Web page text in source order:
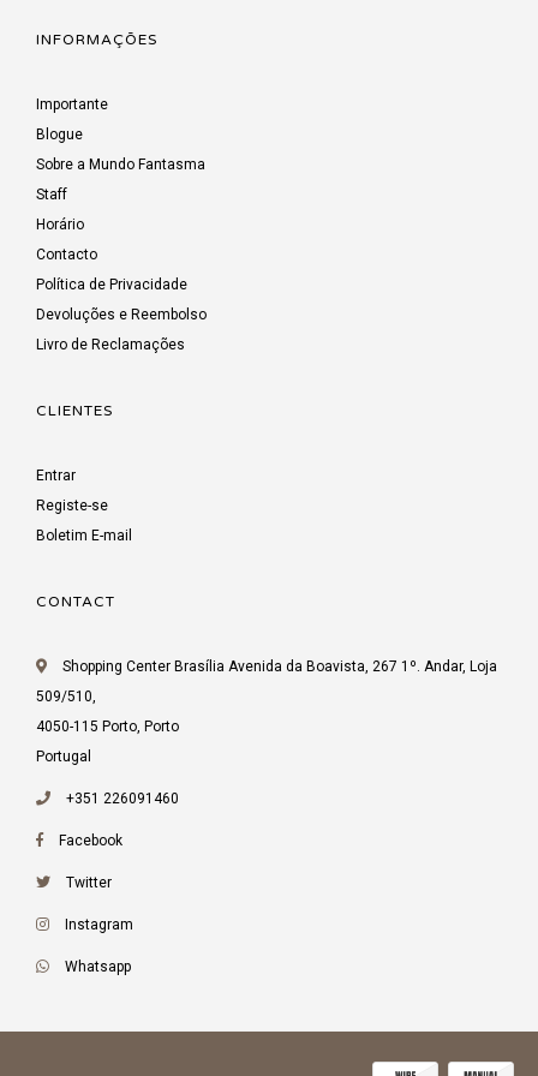
INFORMAÇÕES
Importante
Blogue
Sobre a Mundo Fantasma
Staff
Horário
Contacto
Política de Privacidade
Devoluções e Reembolso
Livro de Reclamações
CLIENTES
Entrar
Registe-se
Boletim E-mail
CONTACT
Shopping Center Brasília Avenida da Boavista, 267 1º. Andar, Loja
509/510,
4050-115 Porto, Porto
Portugal
+351 226091460
Facebook
Twitter
Instagram
Whatsapp